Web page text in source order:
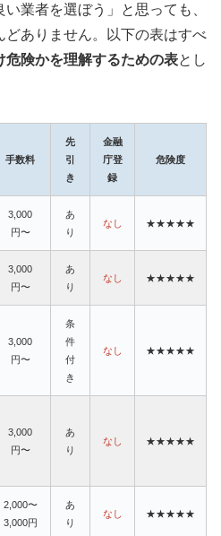
業者を選ぼう」と思っても、
ありません。以下の表はすべ
危険かを理解するための表とし
手数料
先
引
き
金融
庁登
録
危険度
3,000
円〜
あ
り
なし ★★★★★
3,000
円〜
あ
り
なし ★★★★★
3,000
円〜
条
件
付
き
なし ★★★★★
3,000
円〜
あ
り
なし ★★★★★
2,000〜
3,000円
あ
り
なし ★★★★★